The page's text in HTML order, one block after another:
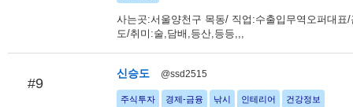
사는곳:서울양천구 목동/ 직업:수출입무역오퍼대표
도/취미:술,담배,등산,등등,,,
#9
신승도 @ssd2515
주식투자 경제-금융 낚시 인테리어 건강정보